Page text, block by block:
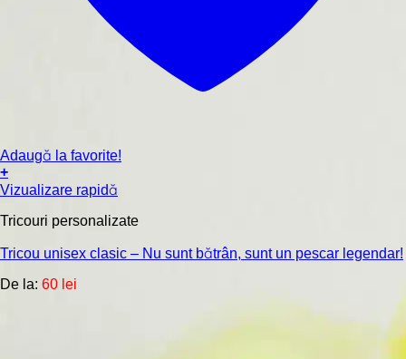
Adaugă la favorite!
+
Acest
are
multe
Opțiunile
Vizualizare rapidă
Tricouri personalizate
Tricou unisex clasic – Nu sunt bătrân, sunt un pescar legendar!
De la: 60 lei